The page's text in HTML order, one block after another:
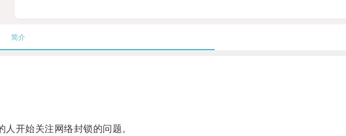
简介
开始关注网络封锁的问题。